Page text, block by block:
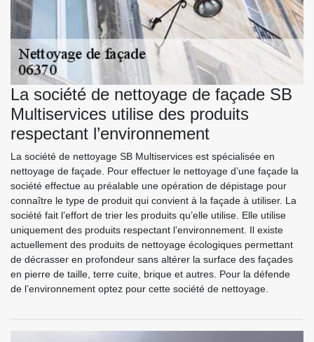
La société de nettoyage de façade SB
Multiservices utilise des produits
respectant l’environnement
La société de nettoyage SB Multiservices est spécialisée en
nettoyage de façade. Pour effectuer le nettoyage d’une façade la
société effectue au préalable une opération de dépistage pour
connaître le type de produit qui convient à la façade à utiliser. La
société fait l’effort de trier les produits qu’elle utilise. Elle utilise
uniquement des produits respectant l’environnement. Il existe
actuellement des produits de nettoyage écologiques permettant
de décrasser en profondeur sans altérer la surface des façades
en pierre de taille, terre cuite, brique et autres. Pour la défende
de l’environnement optez pour cette société de nettoyage.